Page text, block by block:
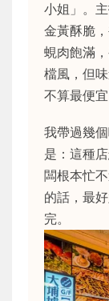
小姐」。
金黃酥脆
蜆肉飽滿
檔風，但
不算最便
我帶過幾
是：這種
闆根本忙
的話，最
完。